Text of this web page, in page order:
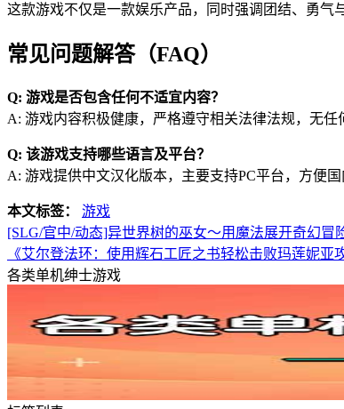
这款游戏不仅是一款娱乐产品，同时强调团结、勇气
常见问题解答（FAQ）
Q: 游戏是否包含任何不适宜内容？
A: 游戏内容积极健康，严格遵守相关法律法规，无任
Q: 该游戏支持哪些语言及平台？
A: 游戏提供中文汉化版本，主要支持PC平台，方便国
本文标签：
游戏
[SLG/官中/动态]异世界树的巫女～用魔法展开奇幻冒
《艾尔登法环：使用辉石工匠之书轻松击败玛莲妮亚
各类单机绅士游戏